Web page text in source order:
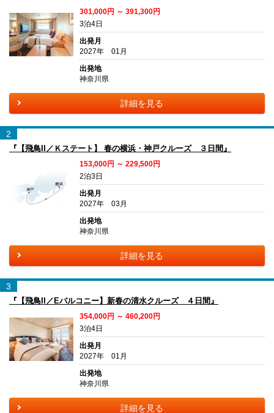
301,000円 ～ 391,300円
3泊4日
出発月
2027年 01月
出発地
神奈川県
詳細を見る
2
『【飛鳥II／Ｋステート】 春の横浜・神戸クルーズ ３日間』
153,000円 ～ 229,500円
2泊3日
出発月
2027年 03月
出発地
神奈川県
詳細を見る
3
『【飛鳥II／Eバルコニー】新春の清水クルーズ ４日間』
354,000円 ～ 460,200円
3泊4日
出発月
2027年 01月
出発地
神奈川県
詳細を見る